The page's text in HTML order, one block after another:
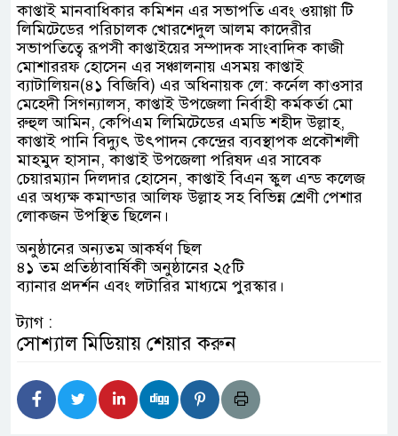
কাপ্তাই মানবাধিকার কমিশন এর সভাপতি এবং ওয়াগ্গা টি
লিমিটেডের পরিচালক খোরশেদুল আলম কাদেরীর
সভাপতিত্বে রূপসী কাপ্তাইয়ের সম্পাদক সাংবাদিক কাজী
মোশাররফ হোসেন এর সঞ্চালনায় এসময় কাপ্তাই
ব্যাটালিয়ন(৪১ বিজিবি) এর অধিনায়ক লে: কর্নেল কাওসার
মেহেদী সিগন্যালস, কাপ্তাই উপজেলা নির্বাহী কর্মকর্তা মো
রুহুল আমিন, কেপিএম লিমিটেডের এমডি শহীদ উল্লাহ,
কাপ্তাই পানি বিদ্যুৎ উৎপাদন কেন্দ্রের ব্যবস্থাপক প্রকৌশলী
মাহমুদ হাসান, কাপ্তাই উপজেলা পরিষদ এর সাবেক
চেয়ারম্যান দিলদার হোসেন, কাপ্তাই বিএন স্কুল এন্ড কলেজ
এর অধ্যক্ষ কমান্ডার আলিফ উল্লাহ সহ বিভিন্ন শ্রেণী পেশার
লোকজন উপস্থিত ছিলেন।
অনুষ্ঠানের অন্যতম আকর্ষণ ছিল
৪১ তম প্রতিষ্ঠাবার্ষিকী অনুষ্ঠানের ২৫টি
ব্যানার প্রদর্শন এবং লটারির মাধ্যমে পুরস্কার।
ট্যাগ :
সোশ্যাল মিডিয়ায় শেয়ার করুন